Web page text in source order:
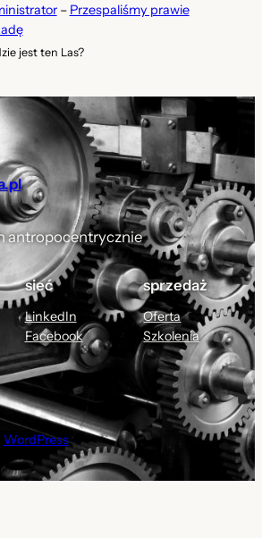
– Przespaliśmy prawie
jest ten Las?
antropocentrycznie
sieć
LinkedIn
Facebook
sprzedaż
Oferta
Szkolenia
WordPress